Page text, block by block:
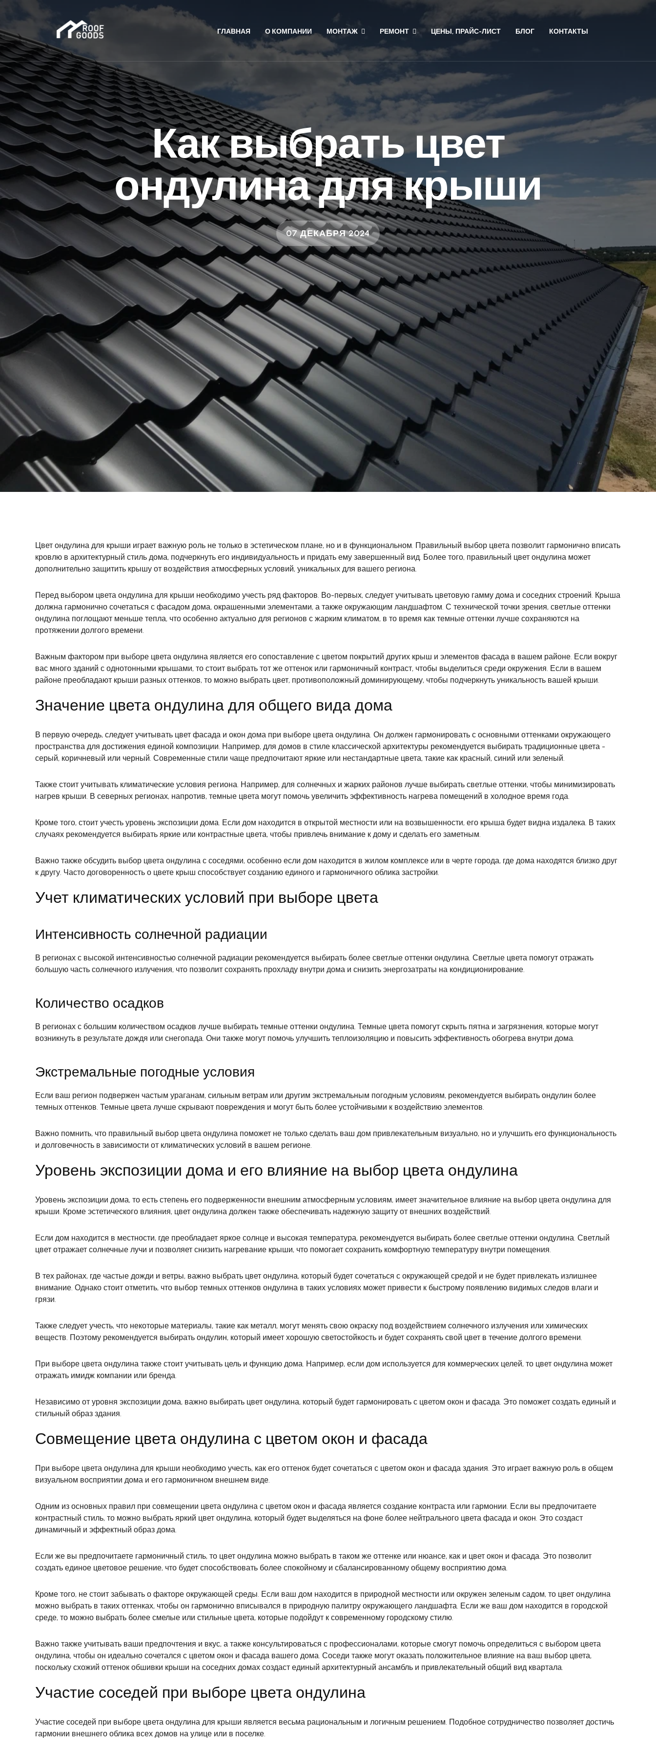
ГЛАВНАЯ О КОМПАНИИ МОНТАЖ РЕМОНТ ЦЕНЫ, ПРАЙС-ЛИСТ БЛОГ КОНТАКТЫ
Как выбрать цвет
ондулина для крыши
07 ДЕКАБРЯ 2024
Цвет ондулина для крыши играет важную роль не только в эстетическом плане, но и в функциональном. Правильный выбор цвета позволит гармонично вписать
кровлю в архитектурный стиль дома, подчеркнуть его индивидуальность и придать ему завершенный вид. Более того, правильный цвет ондулина может
дополнительно защитить крышу от воздействия атмосферных условий, уникальных для вашего региона.
Перед выбором цвета ондулина для крыши необходимо учесть ряд факторов. Во-первых, следует учитывать цветовую гамму дома и соседних строений. Крыша
должна гармонично сочетаться с фасадом дома, окрашенными элементами, а также окружающим ландшафтом. С технической точки зрения, светлые оттенки
ондулина поглощают меньше тепла, что особенно актуально для регионов с жарким климатом, в то время как темные оттенки лучше сохраняются на
протяжении долгого времени.
Важным фактором при выборе цвета ондулина является его сопоставление с цветом покрытий других крыш и элементов фасада в вашем районе. Если вокруг
вас много зданий с однотонными крышами, то стоит выбрать тот же оттенок или гармоничный контраст, чтобы выделиться среди окружения. Если в вашем
районе преобладают крыши разных оттенков, то можно выбрать цвет, противоположный доминирующему, чтобы подчеркнуть уникальность вашей крыши.
Значение цвета ондулина для общего вида дома
В первую очередь, следует учитывать цвет фасада и окон дома при выборе цвета ондулина. Он должен гармонировать с основными оттенками окружающего
пространства для достижения единой композиции. Например, для домов в стиле классической архитектуры рекомендуется выбирать традиционные цвета -
серый, коричневый или черный. Современные стили чаще предпочитают яркие или нестандартные цвета, такие как красный, синий или зеленый.
Также стоит учитывать климатические условия региона. Например, для солнечных и жарких районов лучше выбирать светлые оттенки, чтобы минимизировать
нагрев крыши. В северных регионах, напротив, темные цвета могут помочь увеличить эффективность нагрева помещений в холодное время года.
Кроме того, стоит учесть уровень экспозиции дома. Если дом находится в открытой местности или на возвышенности, его крыша будет видна издалека. В таких
случаях рекомендуется выбирать яркие или контрастные цвета, чтобы привлечь внимание к дому и сделать его заметным.
Важно также обсудить выбор цвета ондулина с соседями, особенно если дом находится в жилом комплексе или в черте города, где дома находятся близко друг
к другу. Часто договоренность о цвете крыш способствует созданию единого и гармоничного облика застройки.
Учет климатических условий при выборе цвета
Интенсивность солнечной радиации
В регионах с высокой интенсивностью солнечной радиации рекомендуется выбирать более светлые оттенки ондулина. Светлые цвета помогут отражать
большую часть солнечного излучения, что позволит сохранять прохладу внутри дома и снизить энергозатраты на кондиционирование.
Количество осадков
В регионах с большим количеством осадков лучше выбирать темные оттенки ондулина. Темные цвета помогут скрыть пятна и загрязнения, которые могут
возникнуть в результате дождя или снегопада. Они также могут помочь улучшить теплоизоляцию и повысить эффективность обогрева внутри дома.
Экстремальные погодные условия
Если ваш регион подвержен частым ураганам, сильным ветрам или другим экстремальным погодным условиям, рекомендуется выбирать ондулин более
темных оттенков. Темные цвета лучше скрывают повреждения и могут быть более устойчивыми к воздействию элементов.
Важно помнить, что правильный выбор цвета ондулина поможет не только сделать ваш дом привлекательным визуально, но и улучшить его функциональность
и долговечность в зависимости от климатических условий в вашем регионе.
Уровень экспозиции дома и его влияние на выбор цвета ондулина
Уровень экспозиции дома, то есть степень его подверженности внешним атмосферным условиям, имеет значительное влияние на выбор цвета ондулина для
крыши. Кроме эстетического влияния, цвет ондулина должен также обеспечивать надежную защиту от внешних воздействий.
Если дом находится в местности, где преобладает яркое солнце и высокая температура, рекомендуется выбирать более светлые оттенки ондулина. Светлый
цвет отражает солнечные лучи и позволяет снизить нагревание крыши, что помогает сохранить комфортную температуру внутри помещения.
В тех районах, где частые дожди и ветры, важно выбрать цвет ондулина, который будет сочетаться с окружающей средой и не будет привлекать излишнее
внимание. Однако стоит отметить, что выбор темных оттенков ондулина в таких условиях может привести к быстрому появлению видимых следов влаги и
грязи.
Также следует учесть, что некоторые материалы, такие как металл, могут менять свою окраску под воздействием солнечного излучения или химических
веществ. Поэтому рекомендуется выбирать ондулин, который имеет хорошую светостойкость и будет сохранять свой цвет в течение долгого времени.
При выборе цвета ондулина также стоит учитывать цель и функцию дома. Например, если дом используется для коммерческих целей, то цвет ондулина может
отражать имидж компании или бренда.
Независимо от уровня экспозиции дома, важно выбирать цвет ондулина, который будет гармонировать с цветом окон и фасада. Это поможет создать единый и
стильный образ здания.
Совмещение цвета ондулина с цветом окон и фасада
При выборе цвета ондулина для крыши необходимо учесть, как его оттенок будет сочетаться с цветом окон и фасада здания. Это играет важную роль в общем
визуальном восприятии дома и его гармоничном внешнем виде.
Одним из основных правил при совмещении цвета ондулина с цветом окон и фасада является создание контраста или гармонии. Если вы предпочитаете
контрастный стиль, то можно выбрать яркий цвет ондулина, который будет выделяться на фоне более нейтрального цвета фасада и окон. Это создаст
динамичный и эффектный образ дома.
Если же вы предпочитаете гармоничный стиль, то цвет ондулина можно выбрать в таком же оттенке или нюансе, как и цвет окон и фасада. Это позволит
создать единое цветовое решение, что будет способствовать более спокойному и сбалансированному общему восприятию дома.
Кроме того, не стоит забывать о факторе окружающей среды. Если ваш дом находится в природной местности или окружен зеленым садом, то цвет ондулина
можно выбрать в таких оттенках, чтобы он гармонично вписывался в природную палитру окружающего ландшафта. Если же ваш дом находится в городской
среде, то можно выбрать более смелые или стильные цвета, которые подойдут к современному городскому стилю.
Важно также учитывать ваши предпочтения и вкус, а также консультироваться с профессионалами, которые смогут помочь определиться с выбором цвета
ондулина, чтобы он идеально сочетался с цветом окон и фасада вашего дома. Соседи также могут оказать положительное влияние на ваш выбор цвета,
поскольку схожий оттенок обшивки крыши на соседних домах создаст единый архитектурный ансамбль и привлекательный общий вид квартала.
Участие соседей при выборе цвета ондулина
Участие соседей при выборе цвета ондулина для крыши является весьма рациональным и логичным решением. Подобное сотрудничество позволяет достичь
гармонии внешнего облика всех домов на улице или в поселке.